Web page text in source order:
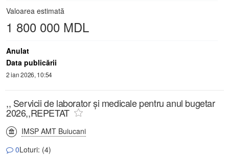
Valoarea estimată
1 800 000 MDL
Anulat
Data publicării
2 ian 2026, 10:54
,, Servicii de laborator și medicale pentru anul bugetar
2026,,REPETAT
IMSP AMT Buiucani
0Loturi: (4)